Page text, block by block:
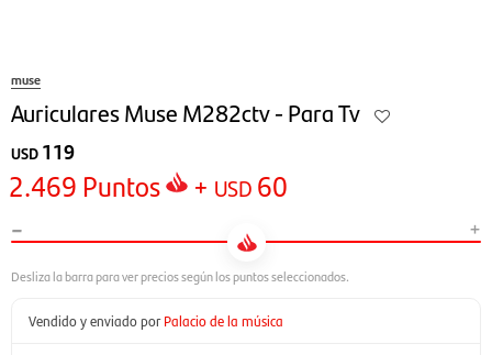
muse
Auriculares Muse M282ctv - Para Tv
USD 119
2.469 Puntos + USD 60
- +
Vendido y enviado por Palacio de la música